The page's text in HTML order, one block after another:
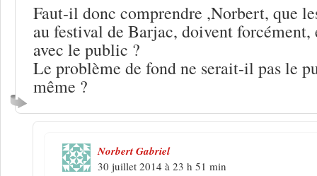
Faut-il donc comprendre ,Norbert, que
au festival de Barjac, doivent
avec le public ?
Le problème de fond ne serait-il pas le
même ?
Norbert Gabriel
30 juillet 2014 à 23 h 51 min